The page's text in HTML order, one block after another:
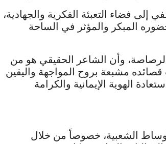
فضاء التعبئة الفكرية والجهادية،
المبكر والمؤثر في الساحة
وأن الشاعر الحقيقي هو من
مشبعة بروح المواجهة واليقين
الهوية الإيمانية والكرامة
الشعبية، خصوصاً من خلال